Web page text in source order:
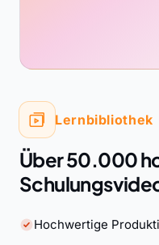
Lernbibliothek
Über 50.000
Hochwertige